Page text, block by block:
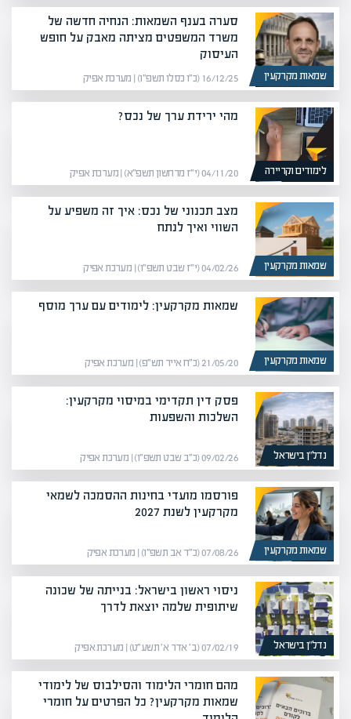
שמאות מקרקעין
סערה בענף השמאות: הנחיה חדשה של
משרד המשפטים מציתה מאבק על חופש
העיסוק
16/12/25 (כ״ו כסלו תשפ״ו) | מערכת אפיק
לימודים וקריירה
מהי ירידת ערך של נכס?
04/11/20 (י״ז מרחשון תשפ״א) | מערכת אפיק
שמאות מקרקעין
מצב תכנוני של נכס: איך זה משפיע על
השווי ואיך לנתח
04/02/26 (י״ז שבט תשפ״ו) | מערכת אפיק
שמאות מקרקעין
שמאות מקרקעין: לימודים עם ערך מוסף
21/05/20 (כ״ח אייר תש״פ) | מערכת אפיק
נדל”ן בישראל
פסק דין תקדימי במיסוי מקרקעין:
השלכות והשפעות
09/02/26 (כ״ב שבט תשפ״ו) | מערכת אפיק
שמאות מקרקעין
פורסמו מועדי בחינות ההסמכה לשמאי
מקרקעין לשנת 2027
07/08/26 (כ״ד אב תשפ״ו) | מערכת אפיק
נדל”ן בישראל
ניסוי ראשון בישראל: בנייתה של שכונה
שיתופית שלמה יוצאת לדרך
07/02/19 (ב׳ אדר א׳ תשע״ט) | מערכת אפיק
מהם חומרי הלימוד והסילבוס של לימודי
שמאות מקרקעין? כל הפרטים על חומרי